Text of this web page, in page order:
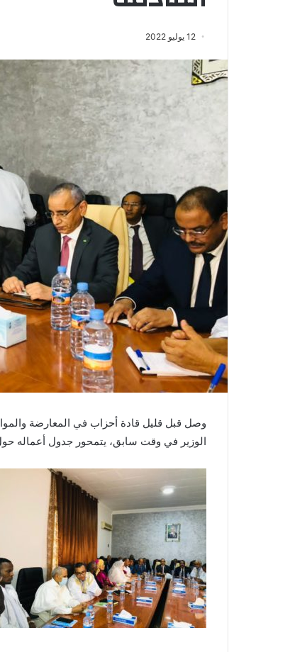
12 يوليو 2022
وصل قبل قليل قادة أحزاب في المعارضة
الوزير في وقت سابق، يتمحور جدول أعماله حول